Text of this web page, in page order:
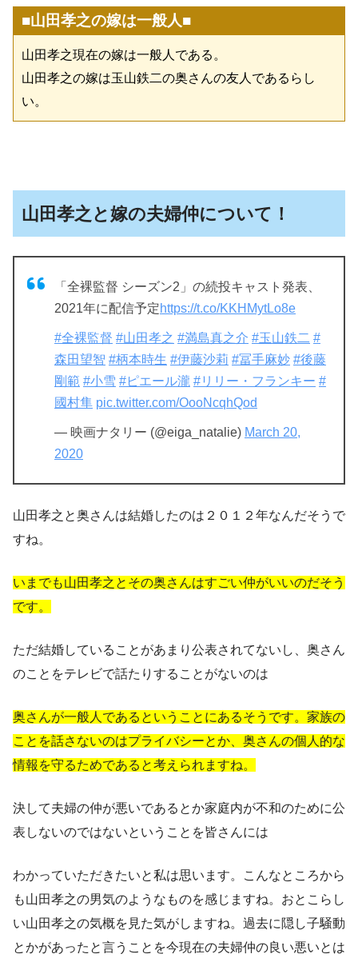
■山田孝之の嫁は一般人■
山田孝之現在の嫁は一般人である。
山田孝之の嫁は玉山鉄二の奥さんの友人であるらし
い。
山田孝之と嫁の夫婦仲について！
「全裸監督 シーズン2」の続投キャスト発表、
2021年に配信予定https://t.co/KKHMytLo8e
#全裸監督 #山田孝之 #満島真之介 #玉山鉄二 #
森田望智 #柄本時生 #伊藤沙莉 #冨手麻妙 #後藤
剛範 #小雪 #ピエール瀧 #リリー・フランキー #
國村隼 pic.twitter.com/OooNcqhQod
— 映画ナタリー (@eiga_natalie) March 20,
2020
山田孝之と奥さんは結婚したのは２０１２年なんだそうで
すね。
いまでも山田孝之とその奥さんはすごい仲がいいのだそう
です。
ただ結婚していることがあまり公表されてないし、奥さん
のことをテレビで話たりすることがないのは
奥さんが一般人であるということにあるそうです。家族の
ことを話さないのはプライバシーとか、奥さんの個人的な
情報を守るためであると考えられますね。
決して夫婦の仲が悪いであるとか家庭内が不和のために公
表しないのではないということを皆さんには
わかっていただきたいと私は思います。こんなところから
も山田孝之の男気のようなものを感じますね。おとこらし
い山田孝之の気概を見た気がしますね。過去に隠し子騒動
とかがあったと言うことを今現在の夫婦仲の良い悪いとは